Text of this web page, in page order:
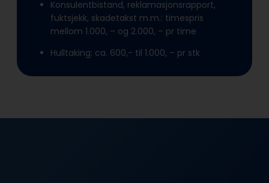
Konsulentbistand, reklamasjonsrapport,
fuktsjekk, skadetakst m.m.: timespris
mellom 1.000, – og 2.000, – pr time
Hulltaking: ca. 600,- til 1.000, – pr stk